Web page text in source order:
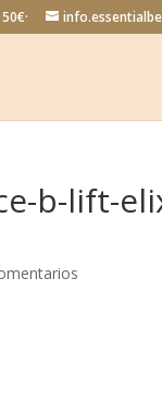
b-lift-